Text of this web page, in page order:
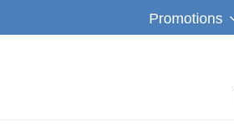
Promotions